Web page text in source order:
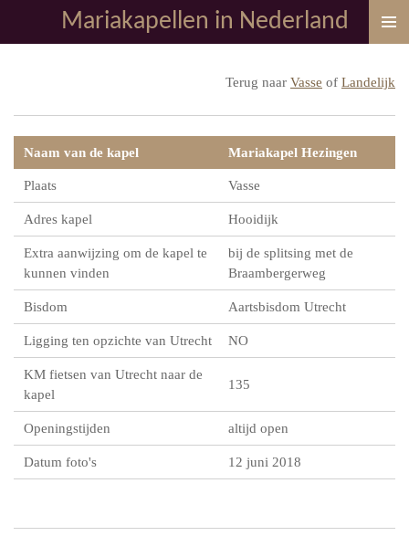
direct
Mariakapellen in Nederland
Terug naar Vasse of Landelijk
Naam van de kapel Mariakapel Hezingen
Plaats Vasse
Adres kapel Hooidijk
Extra aanwijzing om de kapel te
kunnen vinden
bij de splitsing met de
Braambergerweg
Bisdom Aartsbisdom Utrecht
Ligging ten opzichte van Utrecht NO
KM fietsen van Utrecht naar de
kapel
135
Openingstijden altijd open
Datum foto's 12 juni 2018